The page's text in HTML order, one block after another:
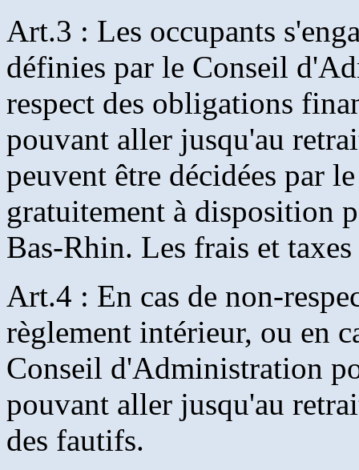
Art.3 : Les occupants
définies par le Conseil
respect des obligations
pouvant aller jusqu'au
peuvent être décidées par
gratuitement à disposition
Bas-Rhin. Les frais et
Art.4 : En cas de non-
règlement intérieur, ou en
Conseil d'Administration
pouvant aller jusqu'au
des fautifs.